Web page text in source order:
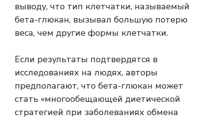
выводу, что тип клетчатки, называемый
бета-глюкан, вызывал большую потерю
веса, чем другие формы клетчатки.
Если результаты подтвердятся в
исследованиях на людях, авторы
предполагают, что бета-глюкан может
стать «многообещающей диетической
стратегией при заболеваниях обмена